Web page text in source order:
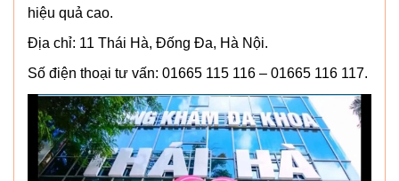
hiệu quả cao.
Địa chỉ: 11 Thái Hà, Đống Đa, Hà Nội.
Số điện thoại tư vấn: 01665 115 116 – 01665 116 117.